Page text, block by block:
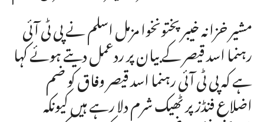
مشیر خزانہ خیبرپختونخوا مزمل اسلم نے پی ٹی آئی
رہنما اسد قیصر کے بیان پر ردعمل دیتے ہوئے کہا
ہے کہ پی ٹی آئی رہنما اسد قیصر وفاق کو ضم
اضلاع فنڈز پر ٹھیک شرم دلا رہے ہیں کیونکہ